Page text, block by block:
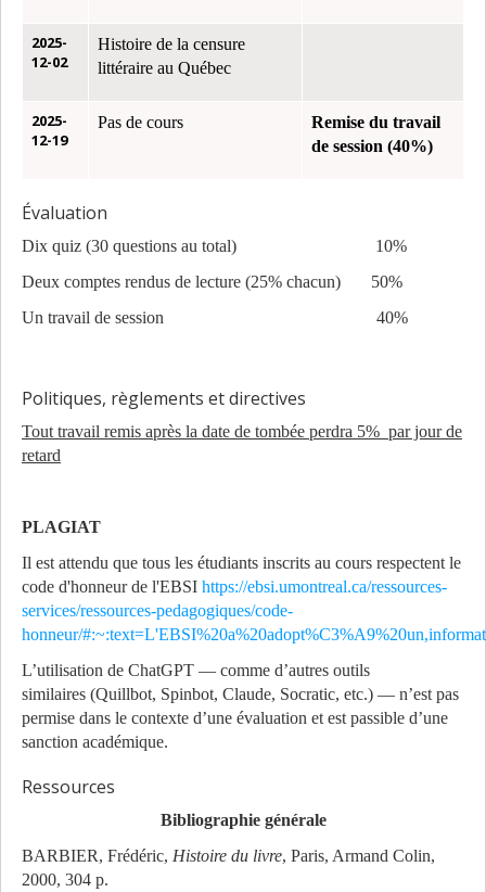
2025-
12-02
Histoire de la censure
littéraire au Québec
2025-
12-19
Pas de cours
Remise du travail
de session (40%)
Évaluation
Dix quiz (30 questions au total) 10%
Deux comptes rendus de lecture (25% chacun) 50%
Un travail de session 40%
Politiques, règlements et directives
Tout travail remis après la date de tombée perdra 5% par jour de
retard
PLAGIAT
Il est attendu que tous les étudiants inscrits au cours respectent le
code d'honneur de l'EBSI https://ebsi.umontreal.ca/ressources-
services/ressources-pedagogiques/code-
honneur/
L’utilisation de ChatGPT — comme d’autres outils
similaires (Quillbot, Spinbot, Claude, Socratic, etc.) — n’est pas
permise dans le contexte d’une évaluation et est passible d’une
sanction académique.
Ressources
Bibliographie générale
BARBIER, Frédéric, Histoire du livre, Paris, Armand Colin,
2000, 304 p.